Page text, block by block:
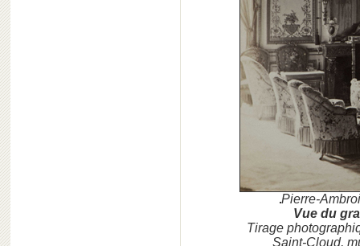
Pierre-
Vue du
Tirage
Saint-Cloud,